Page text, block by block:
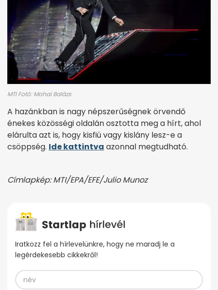
MTI Fotó: Mohai Balázs
A hazánkban is nagy népszerűségnek örvendő
énekes közösségi oldalán osztotta meg a hírt, ahol
elárulta azt is, hogy kisfiú vagy kislány lesz-e a
csöppség. Ide kattintva azonnal megtudható.
Címlapkép: MTI/EPA/EFE/Julio Munoz
Iratkozz fel a hírlevelünkre, hogy ne maradj le a
legérdekesebb cikkekről!